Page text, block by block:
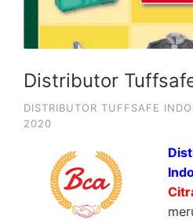
Distributor
DISTRIBUTOR TUFFSAFE
2020